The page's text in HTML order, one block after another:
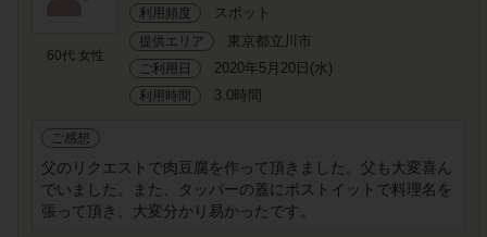
60代 女性
利用頻度
スポット
提供エリア 東京都立川市
ご利用日 2020年5月20日(水)
利用時間 3.0時間
ご感想
父のリクエストで肉豆腐を作って頂きました。父も大変喜ん
でいました。また、タッパーの蓋にポストイットで料理名を
張って頂き、大変分かり易かったです。